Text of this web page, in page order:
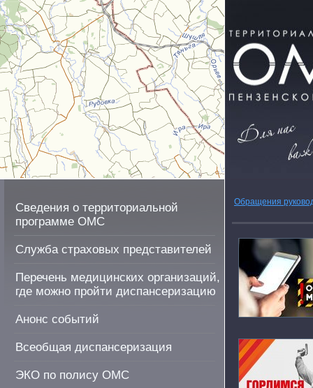
Сведения о территориальной
программе ОМС
Служба страховых представителей
Перечень медицинских организаций,
где можно пройти диспансеризацию
Анонс событий
Всеобщая диспансеризация
ЭКО по полису ОМС
Обращения